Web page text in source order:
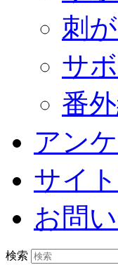
刺
サ
番
アン
サイ
お問
検索